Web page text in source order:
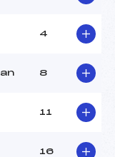
4
8
11
16